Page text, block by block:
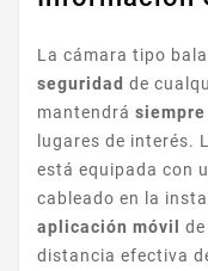
La cámara tipo
seguridad de
mantendrá
lugares de interés.
está equipada con
cableado en la
aplicación móvil
de
distancia efectiva